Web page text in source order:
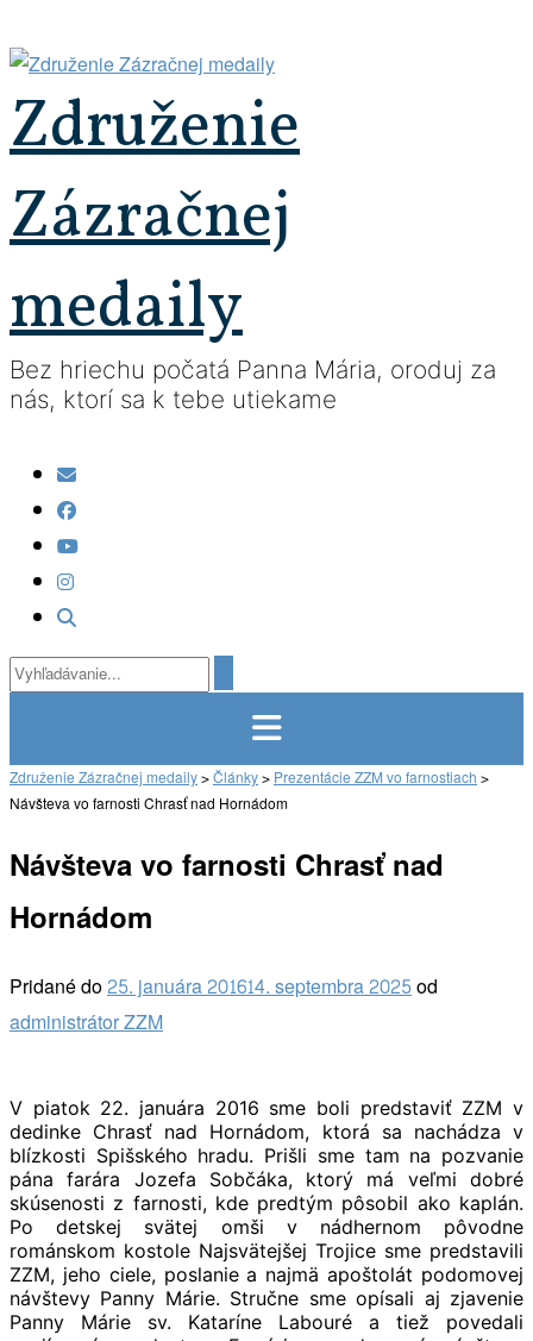
na
obsah
Združenie
Zázračnej
medaily
Bez hriechu počatá Panna Mária, oroduj za
nás, ktorí sa k tebe utiekame
Združenie Zázračnej medaily>Články>Prezentácie ZZM vo farnostiach>
Návšteva vo farnosti Chrasť nad Hornádom
Návšteva vo farnosti Chrasť nad
Hornádom
Pridané do25. januára 201614. septembra 2025od
administrátor ZZM
V piatok 22. januára 2016 sme boli predstaviť ZZM v
dedinke Chrasť nad Hornádom, ktorá sa nachádza v
blízkosti Spišského hradu. Prišli sme tam na pozvanie
pána farára Jozefa Sobčáka, ktorý má veľmi dobré
skúsenosti z farnosti, kde predtým pôsobil ako kaplán.
Po detskej svätej omši v nádhernom pôvodne
románskom kostole Najsvätejšej Trojice sme predstavili
ZZM, jeho ciele, poslanie a najmä apoštolát podomovej
návštevy Panny Márie. Stručne sme opísali aj zjavenie
Panny Márie sv. Kataríne Labouré a tiež povedali